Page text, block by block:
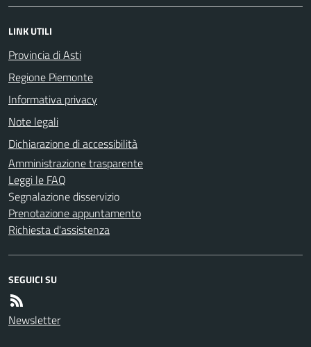
LINK UTILI
Provincia di Asti
Regione Piemonte
Informativa privacy
Note legali
Dichiarazione di accessibilità
Amministrazione trasparente
Leggi le FAQ
Segnalazione disservizio
Prenotazione appuntamento
Richiesta d'assistenza
SEGUICI SU
Newsletter